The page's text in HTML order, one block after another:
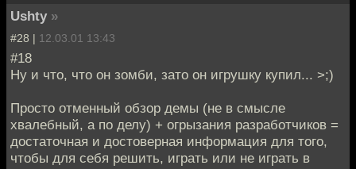
Ushty »
#28 | 12.03.01 13:43
#18
Ну и что, что он зомби, зато он игрушку купил... >;)
Просто отменный обзор демы (не в смысле
хвалебный, а по делу) + огрызания разработчиков =
достаточная и достоверная информация для того,
чтобы для себя решить, играть или не играть в